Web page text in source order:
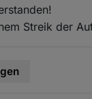
Streik der